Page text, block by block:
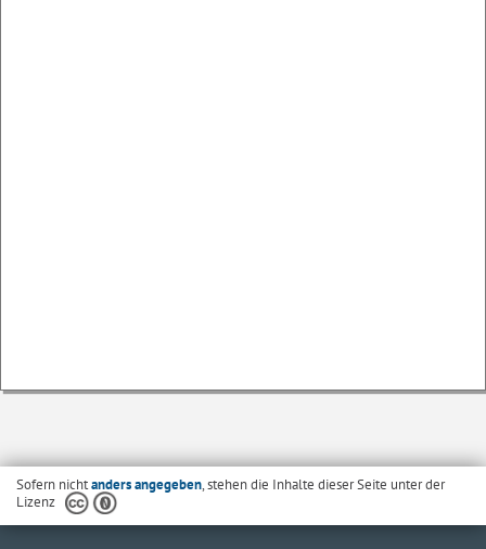
Sofern nichtanders angegeben, stehen die Inhalte dieser Seite unter der
Lizenz